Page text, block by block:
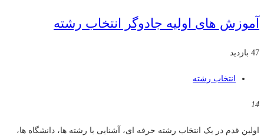
آموزش های اولیه جادوگر انتخاب رشته
47 بازدید
انتخاب رشته
14
اولین قدم در یک انتخاب رشته حرفه ای، آشنایی با رشته ها، دانشگاه ها،